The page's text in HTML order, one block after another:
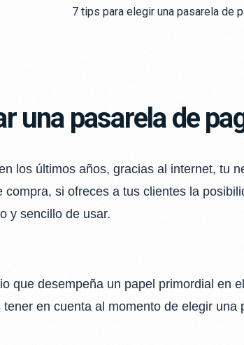
una pasarela de
los últimos años, gracias al internet, tu
si ofreces a tus clientes la
y sencillo de usar.
que desempeña un papel primordial en
en cuenta al momento de elegir una